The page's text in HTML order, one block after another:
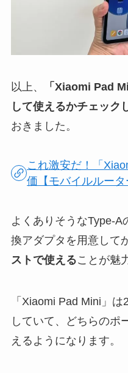
以上、
「Xiaomi Pad
して使えるかチェック
おきました。
これ激安だ！「
価【モバイルルータ
よくありそうなType-
換アダプタを用意して
ストで使えることが魅
「Xiaomi Pad Mini」
していて、どちらのポ
えるようになります。